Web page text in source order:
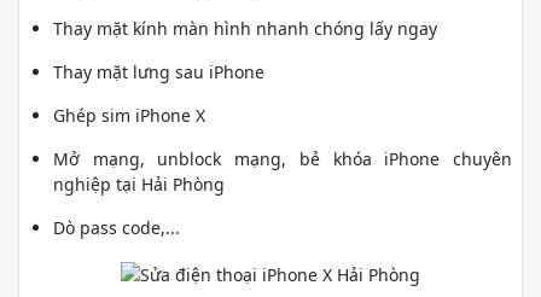
Thay mặt kính màn hình nhanh chóng lấy ngay
Thay mặt lưng sau iPhone
Ghép sim iPhone X
Mở mạng, unblock mạng, bẻ khóa iPhone chuyên
nghiệp tại Hải Phòng
Dò pass code,...